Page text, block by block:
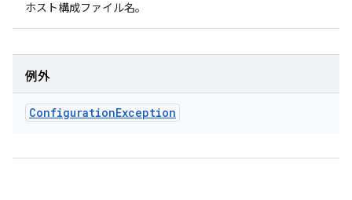
ホスト構成ファイル名。
例外
ConfigurationException